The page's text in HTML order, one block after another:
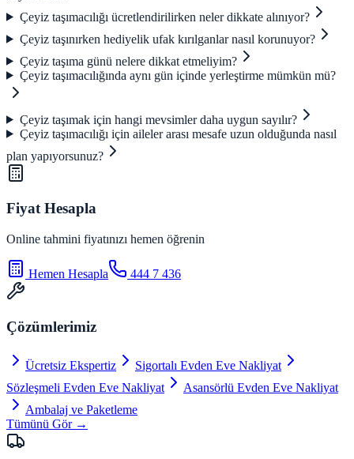
Çeyiz taşımacılığı ücretlendirilirken neler dikkate alınıyor?
Çeyiz taşınırken hediyelik ufak kırılganlar nasıl korunuyor?
Çeyiz taşıma günü nelere dikkat etmeliyim?
Çeyiz taşımacılığında aynı gün içinde yerleştirme mümkün mü?
Çeyiz taşımak için hangi mevsimler daha uygun sayılır?
Çeyiz taşımacılığı için aileler arası mesafe uzun olduğunda nasıl
plan yapıyorsunuz?
Fiyat Hesapla
Online tahmini fiyatınızı hemen öğrenin
Hemen Hesapla 444 7 436
Çözümlerimiz
Ücretsiz Ekspertiz
Sigortalı Evden Eve Nakliyat
Sözleşmeli Evden Eve Nakliyat
Asansörlü Evden Eve Nakliyat
Ambalaj ve Paketleme
Tümünü Gör →